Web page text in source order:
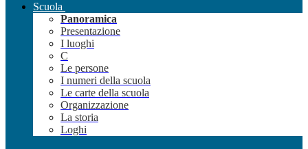
Scuola
Panoramica
Presentazione
I luoghi
C
Le persone
I numeri della scuola
Le carte della scuola
Organizzazione
La storia
Loghi